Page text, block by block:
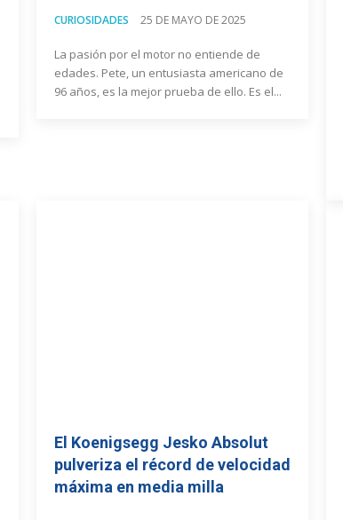
CURIOSIDADES 25 DE MAYO DE 2025
La pasión por el motor no entiende de
edades. Pete, un entusiasta americano de
96 años, es la mejor prueba de ello. Es el...
El Koenigsegg Jesko Absolut
pulveriza el récord de velocidad
máxima en media milla